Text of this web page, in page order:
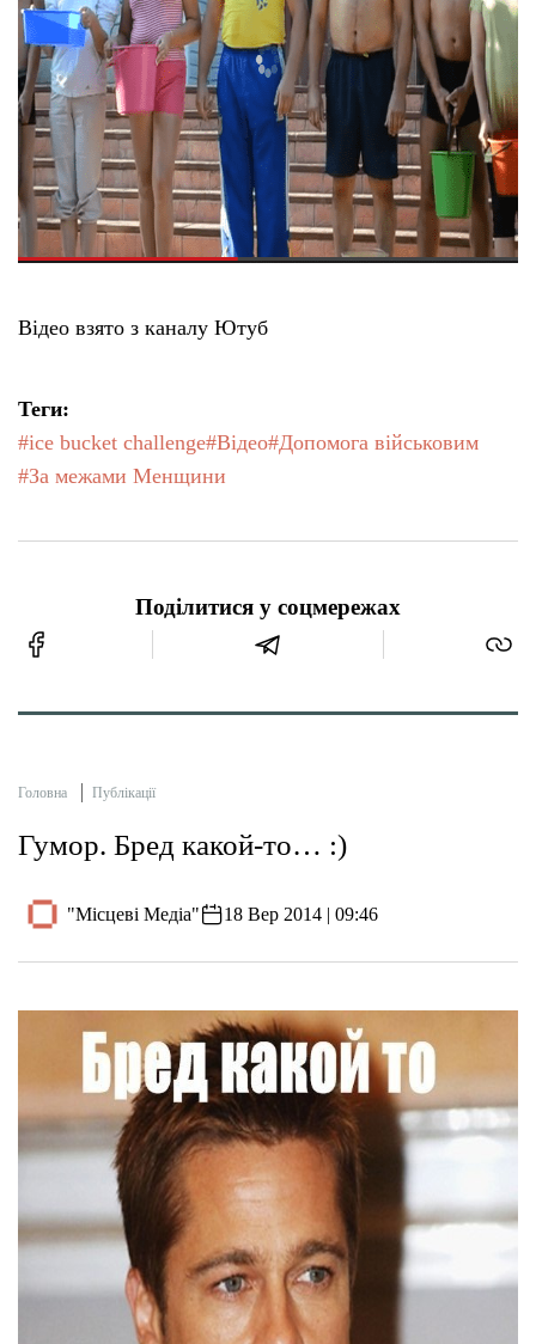
Відео взято з каналу Ютуб
Теги:
#ice bucket challenge#Відео#Допомога військовим
#За межами Менщини
Поділитися у соцмережах
Головна Публікації
Гумор. Бред какой-то… :)
"Місцеві Медіа" 18 Вер 2014 | 09:46